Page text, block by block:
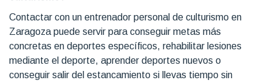
Contactar con un entrenador personal de culturismo en
Zaragoza puede servir para conseguir metas más
concretas en deportes específicos, rehabilitar lesiones
mediante el deporte, aprender deportes nuevos o
conseguir salir del estancamiento si llevas tiempo sin